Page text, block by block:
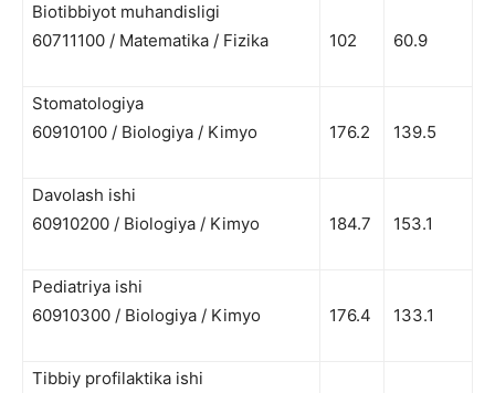
Biotibbiyot muhandisligi
60711100 / Matematika / Fizika
102 60.9
Stomatologiya
60910100 / Biologiya / Kimyo
176.2 139.5
Davolash ishi
60910200 / Biologiya / Kimyo
184.7 153.1
Pediatriya ishi
60910300 / Biologiya / Kimyo
176.4 133.1
Tibbiy profilaktika ishi